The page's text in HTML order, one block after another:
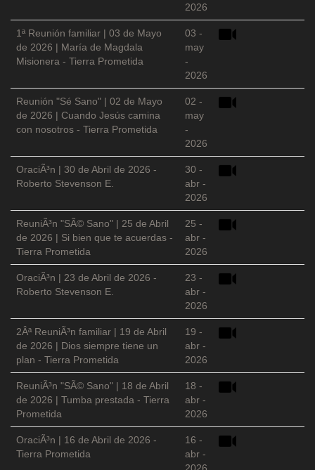
2026
1ª Reunión familiar | 03 de Mayo
de 2026 | María de Magdala
Misionera - Tierra Prometida
03 -
may
-
2026
Reunión "Sé Sano" | 02 de Mayo
de 2026 | Cuando Jesús camina
con nosotros - Tierra Prometida
02 -
may
-
2026
OraciÃ³n | 30 de Abril de 2026 -
Roberto Stevenson E.
30 -
abr -
2026
ReuniÃ³n "SÃ© Sano" | 25 de Abril
de 2026 | Si bien que te acuerdas -
Tierra Prometida
25 -
abr -
2026
OraciÃ³n | 23 de Abril de 2026 -
Roberto Stevenson E.
23 -
abr -
2026
2Âª ReuniÃ³n familiar | 19 de Abril
de 2026 | Dios siempre tiene un
plan - Tierra Prometida
19 -
abr -
2026
ReuniÃ³n "SÃ© Sano" | 18 de Abril
de 2026 | Tumba prestada - Tierra
Prometida
18 -
abr -
2026
OraciÃ³n | 16 de Abril de 2026 -
Tierra Prometida
16 -
abr -